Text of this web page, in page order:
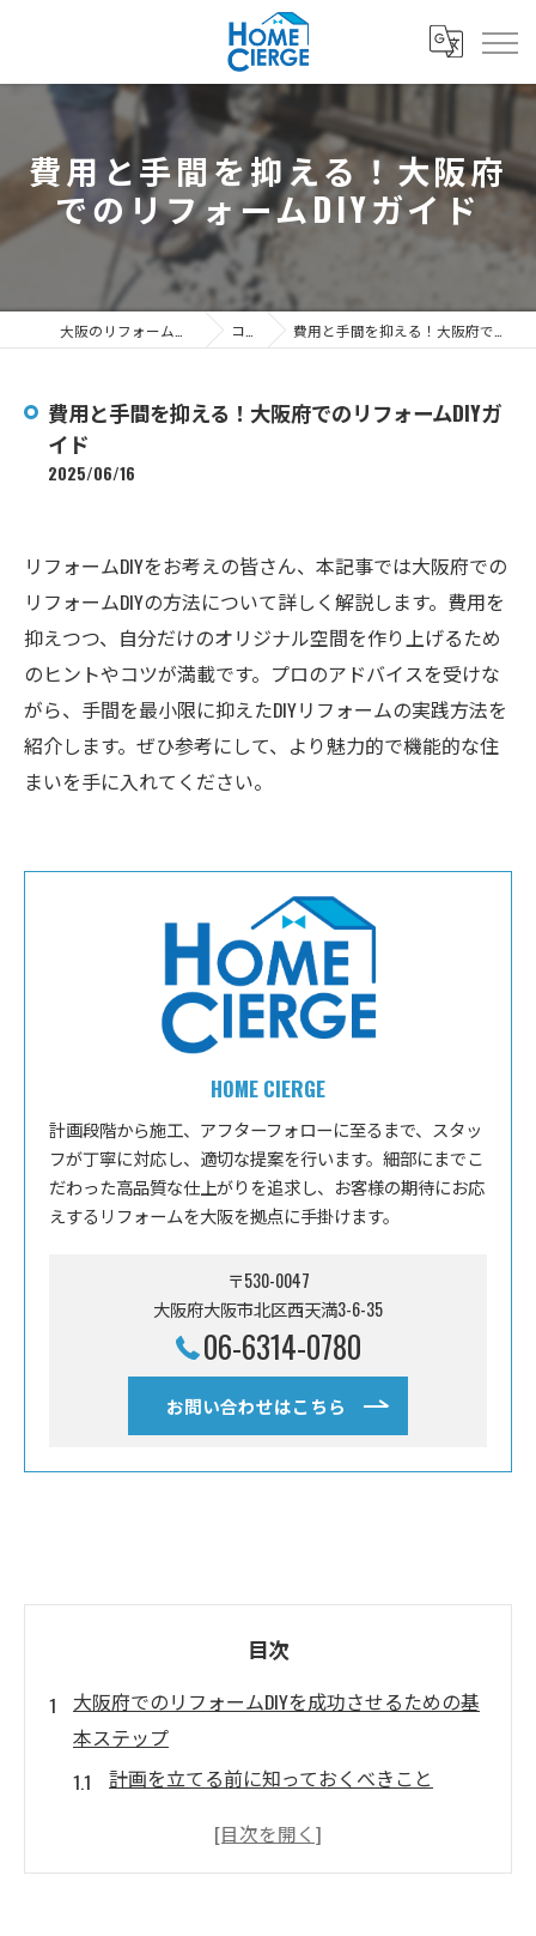
費用と手間を抑える！大阪府
でのリフォームDIYガイド
コラム 費用と手間を抑える！大阪府でのリフォームDIYガイド
費用と手間を抑える！大阪府でのリフォームDIYガ
イド
2025/06/16
リフォームDIYをお考えの皆さん、本記事では大阪府での
リフォームDIYの方法について詳しく解説します。費用を
抑えつつ、自分だけのオリジナル空間を作り上げるため
のヒントやコツが満載です。プロのアドバイスを受けな
がら、手間を最小限に抑えたDIYリフォームの実践方法を
紹介します。ぜひ参考にして、より魅力的で機能的な住
まいを手に入れてください。
HOME CIERGE
計画段階から施工、アフターフォローに至るまで、スタッ
フが丁寧に対応し、適切な提案を行います。細部にまでこ
だわった高品質な仕上がりを追求し、お客様の期待にお応
えするリフォームを大阪を拠点に手掛けます。
〒530-0047
大阪府大阪市北区西天満3-6-35
06-6314-0780
お問い合わせはこちら
目次
大阪府でのリフォームDIYを成功させるための基
本ステップ
計画を立てる前に知っておくべきこと
必要な道具と材料の選び方